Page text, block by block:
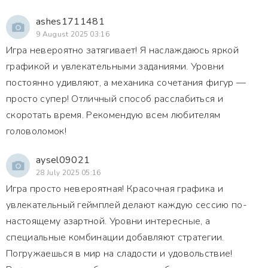
ashes1711481
9 August 2025 03:16
Игра невероятно затягивает! Я наслаждаюсь яркой
графикой и увлекательными заданиями. Уровни
постоянно удивляют, а механика сочетания фигур —
просто супер! Отличный способ расслабиться и
скоротать время. Рекомендую всем любителям
головоломок!
aysel09021
28 July 2025 05:16
Игра просто невероятная! Красочная графика и
увлекательный геймплей делают каждую сессию по-
настоящему азартной. Уровни интересные, а
специальные комбинации добавляют стратегии.
Погружаешься в мир на сладости и удовольствие!